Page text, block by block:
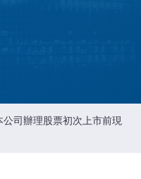
公司辦理股票初次上市前現